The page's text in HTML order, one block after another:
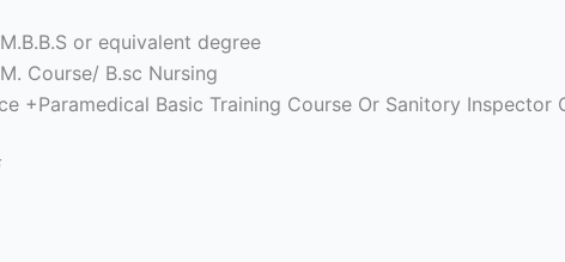
M.B.B.S or equivalent degree
Course/ B.sc Nursing
+Paramedical Basic Training Course Or Sanitory Inspector